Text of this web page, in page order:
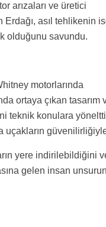
arızaları ve üretici
asıl tehlikenin
olduğunu savundu.
motorlarında
ortaya çıkan tasarım
teknik konulara
uçakların
yere indirilebildiğini
gelen insan